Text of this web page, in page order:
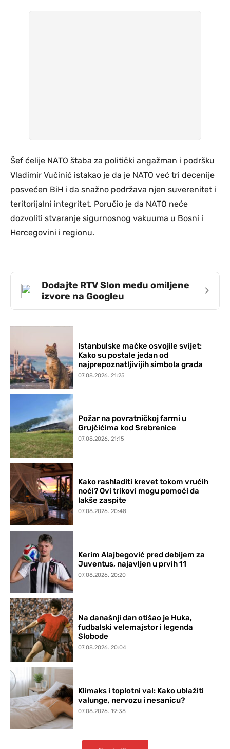
Šef ćelije NATO štaba za politički angažman i podršku
Vladimir Vučinić istakao je da je NATO već tri decenije
posvećen BiH i da snažno podržava njen suverenitet i
teritorijalni integritet. Poručio je da NATO neće
dozvoliti stvaranje sigurnosnog vakuuma u Bosni i
Hercegovini i regionu.
Dodajte RTV Slon među omiljene
izvore na Googleu
›
Istanbulske mačke osvojile svijet:
Kako su postale jedan od
najprepoznatljivijih simbola grada
07.08.2026. 21:25
Požar na povratničkoj farmi u
Grujčićima kod Srebrenice
07.08.2026. 21:15
Kako rashladiti krevet tokom vrućih
noći? Ovi trikovi mogu pomoći da
lakše zaspite
07.08.2026. 20:48
Kerim Alajbegović pred debijem za
Juventus, najavljen u prvih 11
07.08.2026. 20:20
Na današnji dan otišao je Huka,
fudbalski velemajstor i legenda
Slobode
07.08.2026. 20:04
Klimaks i toplotni val: Kako ublažiti
valunge, nervozu i nesanicu?
07.08.2026. 19:38